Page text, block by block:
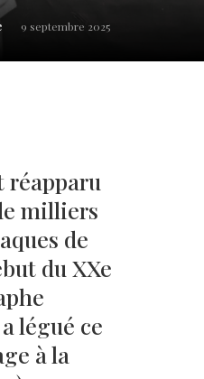
9 septembre 2025
réapparu
milliers
de
du XXe
légué ce
à la